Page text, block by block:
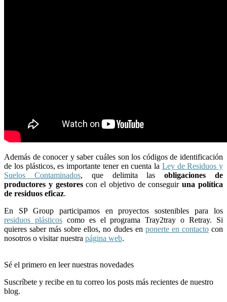
Además de conocer y saber cuáles son los códigos de identificación
de los plásticos, es importante tener en cuenta la Ley de Residuos y
Suelos Contaminados, que delimita lasobligaciones de
productores y gestorescon el objetivo de conseguiruna política
de residuos eficaz.
En SP Group participamos en proyectos sostenibles para los
residuos plásticoscomo es el programa Tray2tray o Retray. Si
quieres saber más sobre ellos, no dudes en ponerte en contactocon
nosotros o visitar nuestra página web.
Sé el primero en leer nuestras novedades
Suscríbete y recibe en tu correo los posts más recientes de nuestro
blog.